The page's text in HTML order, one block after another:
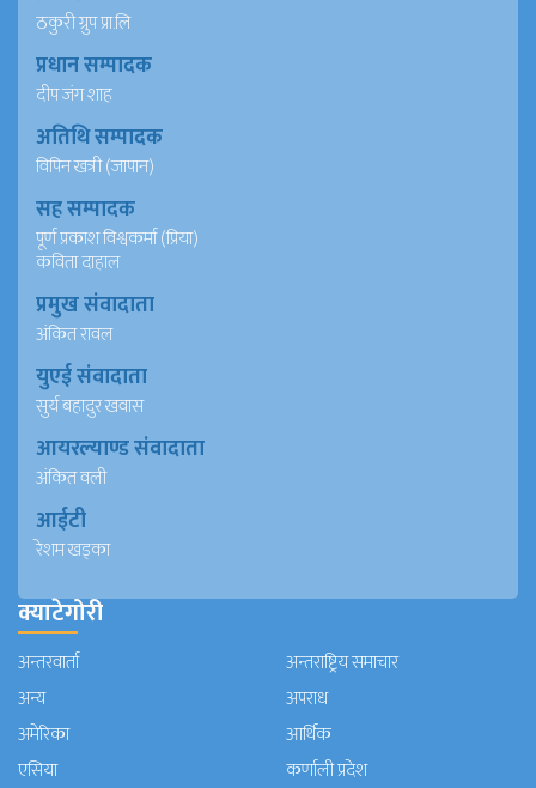
ठकुरी ग्रुप प्रा.लि
प्रधान सम्पादक
दीप जंग शाह
अतिथि सम्पादक
विपिन खत्री (जापान)
सह सम्पादक
पूर्ण प्रकाश विश्वकर्मा (प्रिया)
कविता दाहाल
प्रमुख संवादाता
अंकित रावल
युएई संवादाता
सुर्य बहादुर खवास
आयरल्याण्ड संवादाता
अंकित वली
आईटी
रेशम खड्का
क्याटेगोरी
अन्तरवार्ता
अन्तराष्ट्रिय समाचार
अन्य
अपराध
अमेरिका
आर्थिक
एसिया
कर्णाली प्रदेश